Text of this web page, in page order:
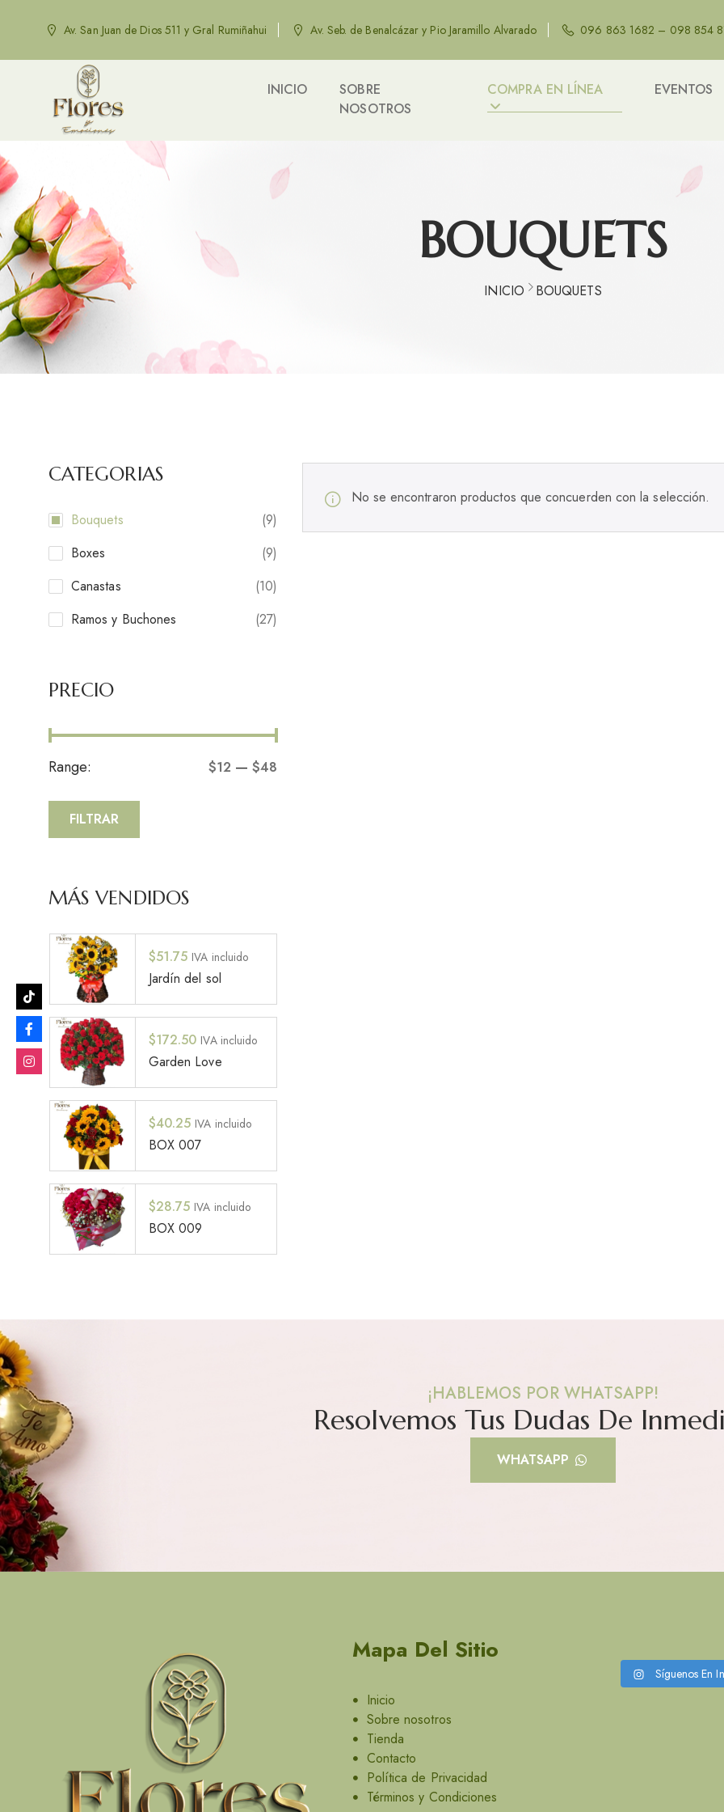
Av. San Juan de Dios 511 y Gral Rumiñahui Av. Seb. de Benalcázar y Pio Jaramillo Alvarado 096 863 1682 – 098 854
INICIO
SOBRE
NOSOTROS
COMPRA EN LÍNEA EVENTOS
BOUQUETS
INICIO BOUQUETS
CATEGORIAS
Bouquets
(9)
Boxes
(9)
Canastas
(10)
Ramos y Buchones
(27)
PRECIO
Range: $12 —$48
FILTRAR
MÁS VENDIDOS
$51.75 IVA incluido
Jardín del sol
$172.50 IVA incluido
Garden Love
$40.25 IVA incluido
BOX 007
$28.75 IVA incluido
BOX 009
No se encontraron productos que concuerden con la selección.
¡HABLEMOS POR WHATSAPP!
Resolvemos Tus Dudas De
WHATSAPP
Mapa Del Sitio
Inicio
Sobre nosotros
Tienda
Contacto
Política de Privacidad
Términos y Condiciones
Síguenos En